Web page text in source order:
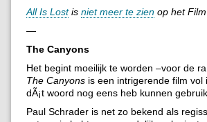
All Is Lostis niet meer te zien op het
—
The Canyons
Het begint moeilijk te worden –voor de
The Canyons is een intrigerende film
dÃ¡t woord nog eens heb kunnen
Paul Schrader is net zo bekend als